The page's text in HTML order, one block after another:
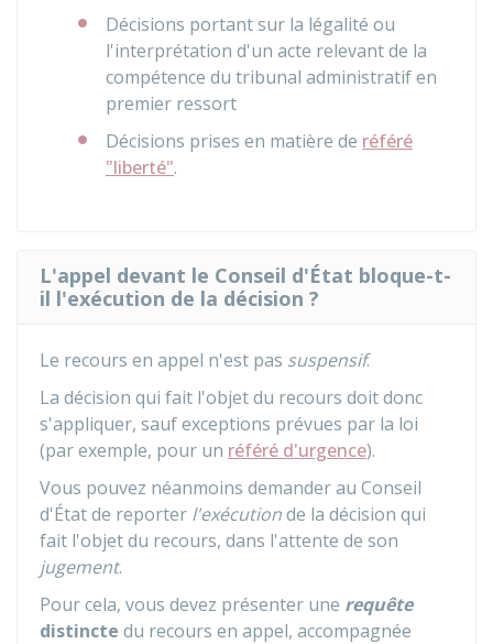
Décisions portant sur la légalité ou
l'interprétation d'un acte relevant de la
compétence du tribunal administratif en
premier ressort
Décisions prises en matière de référé
"liberté".
L'appel devant le Conseil d'État bloque-t-
il l'exécution de la décision ?
Le recours en appel n'est pas suspensif.
La décision qui fait l'objet du recours doit donc
s'appliquer, sauf exceptions prévues par la loi
(par exemple, pour un référé d'urgence).
Vous pouvez néanmoins demander au Conseil
d'État de reporter l'exécutionde la décision qui
fait l'objet du recours, dans l'attente de son
jugement.
Pour cela, vous devez présenter une requête
distincte du recours en appel, accompagnée